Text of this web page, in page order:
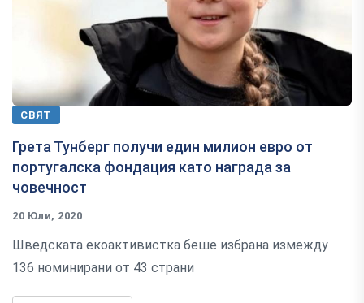
СВЯТ
Грета Тунберг получи един милион евро от
португалска фондация като награда за
човечност
20 Юли, 2020
Шведската екоактивистка беше избрана измежду
136 номинирани от 43 страни